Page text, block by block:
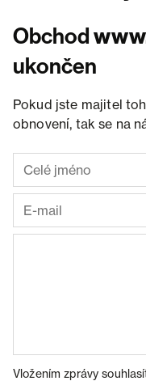
Obchod
ukončen
Pokud jste majitel
obnovení, tak se na
Vložením zprávy